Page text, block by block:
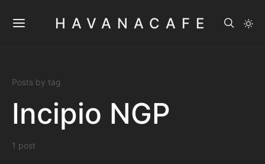
HAVANACAFE
Posts by tag
Incipio NGP
1 post